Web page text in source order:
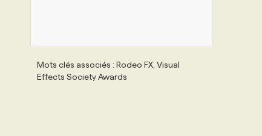
Mots clés associés : Rodeo FX, Visual
Effects Society Awards